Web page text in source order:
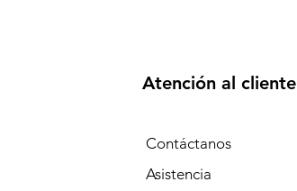
Atención al cliente
Contáctanos
Asistencia